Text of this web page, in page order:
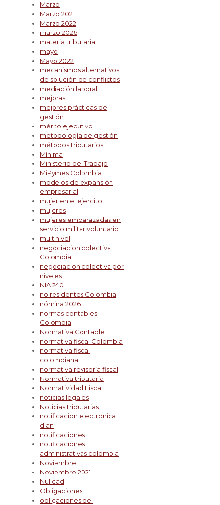
Marzo
Marzo 2021
Marzo 2022
marzo 2026
materia tributaria
mayo
Mayo 2022
mecanismos alternativos
de solución de conflictos
mediación laboral
mejoras
mejores prácticas de
gestión
mérito ejecutivo
metodología de gestión
métodos tributarios
Mínima
Ministerio del Trabajo
MiPymes Colombia
modelos de expansión
empresarial
mujer en el ejercito
mujeres
mujeres embarazadas en
servicio militar voluntario
multinivel
negociacion colectiva
Colombia
negociacion colectiva por
niveles
NIA 240
no residentes Colombia
nómina 2026
normas contables
Colombia
Normativa Contable
normativa fiscal Colombia
normativa fiscal
colombiana
normativa revisoría fiscal
Normativa tributaria
Normatividad Fiscal
noticias legales
Noticias tributarias
notificacion electronica
dian
notificaciones
notificaciones
administrativas colombia
Noviembre
Noviembre 2021
Nulidad
Obligaciones
obligaciones del